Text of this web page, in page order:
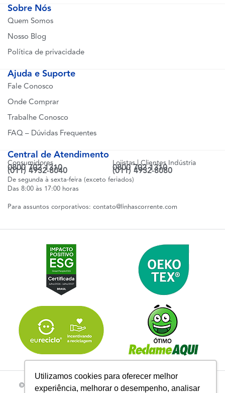
Utilizamos cookies para oferecer melhor
experiência, melhorar o desempenho, analisar
Sobre Nós
Quem Somos
Nosso Blog
Política de privacidade
Ajuda e Suporte
Fale Conosco
Onde Comprar
Trabalhe Conosco
FAQ – Dúvidas Frequentes
Central de Atendimento
Consumidores
0800 702 1310
(011) 4932-8040
Lojistas | Clientes Indústria
0800 702 1310
(011) 4932-8080
De segunda à sexta-feira (exceto feriados)
Das 8:00 às 17:00 horas
Para assuntos corporativos: contato@linhascorrente.com
© 2026 | Todos os Direitos Reservados Linhas Corrente - CNPJ